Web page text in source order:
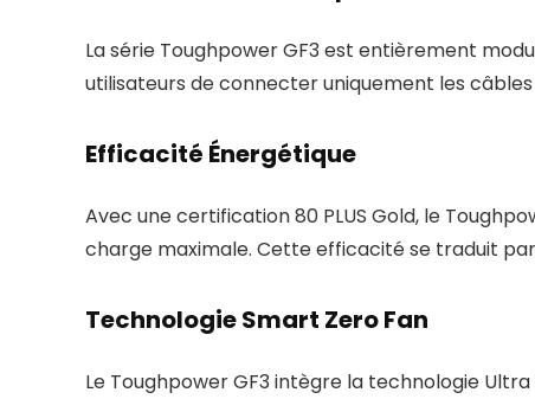
La série Toughpower GF3 est entièrement
utilisateurs de connecter uniquement les
Efficacité Énergétique
Avec une certification 80 PLUS Gold, le
charge maximale. Cette efficacité se traduit
Technologie Smart Zero Fan
Le Toughpower GF3 intègre la technologie